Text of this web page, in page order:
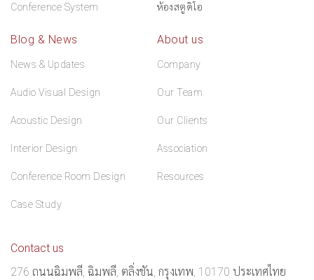
Contact us
276 ถนนฉิมพลี, ฉิมพลี, ตลิ่งชัน, กรุงเทพ, 10170 ประเทศไทย
Conference System ห้องสตูดิโอ
Blog & News
News & Updates
Audio Visual Design
Acoustic Design
Interior Design
Conference Room Design
Case Study
About us
Company
Our Team
Our Clients
Association
Resources